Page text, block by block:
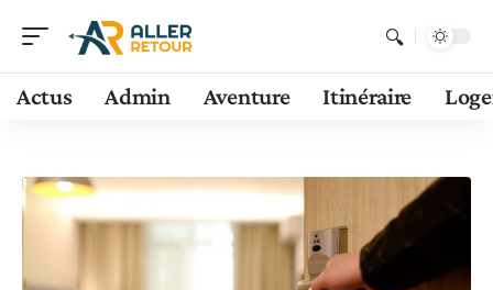
Actus Admin Aventure Itinéraire